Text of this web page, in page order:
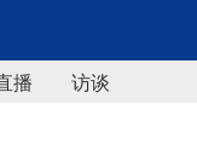
播
访谈